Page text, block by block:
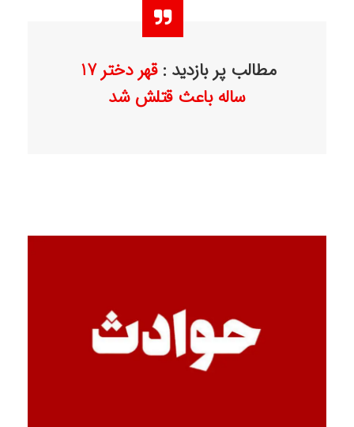
مطالب پر بازدید :
قهر دختر 17
ساله باعث قتلش شد